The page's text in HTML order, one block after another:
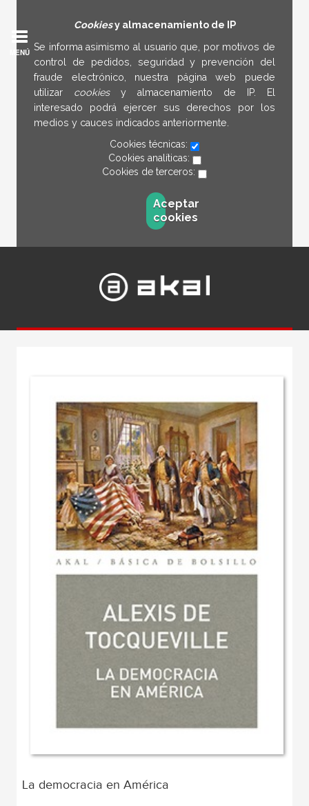
Cookiesy almacenamiento de IP
Se informa asimismo al usuario que, por motivos de
control de pedidos, seguridad y prevención del
fraude electrónico, nuestra página web puede
utilizar cookies y almacenamiento de IP. El
interesado podrá ejercer sus derechos por los
medios y cauces indicados anteriormente.
Cookies técnicas:
Cookies analíticas:
Cookies de terceros:
Aceptar
cookies
MENÚ
La democracia en América